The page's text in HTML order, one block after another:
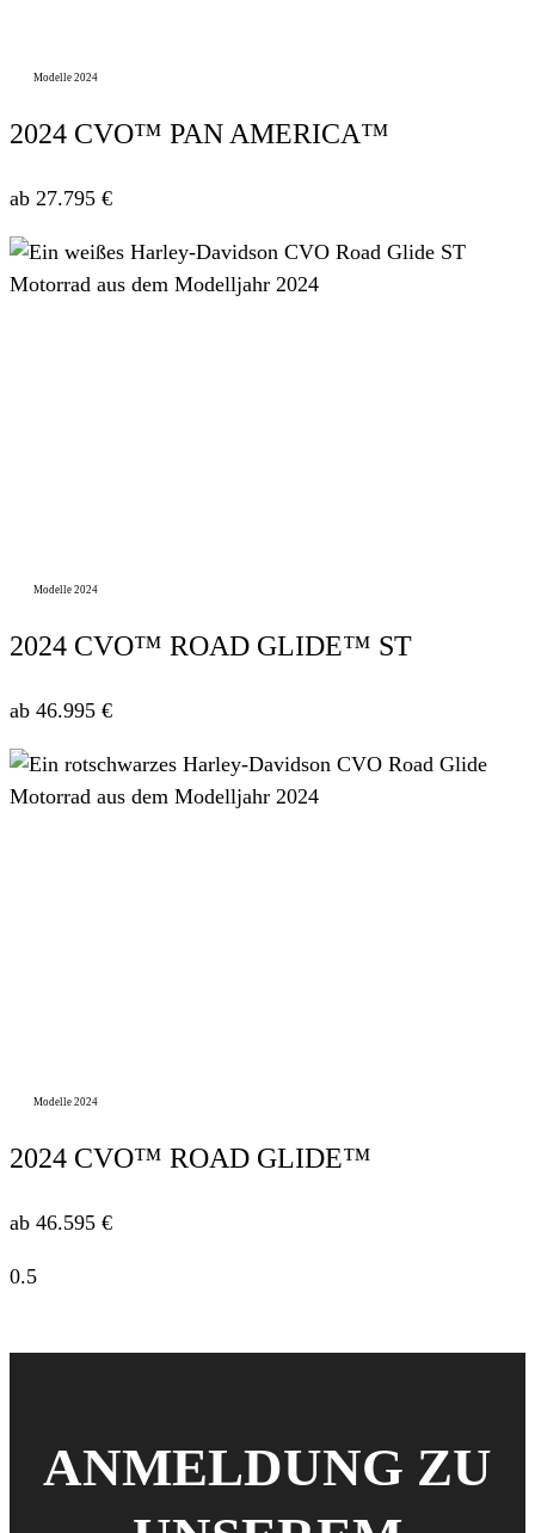
Modelle 2024
2024 CVO™ PAN AMERICA™
ab 27.795 €
Modelle 2024
2024 CVO™ ROAD GLIDE™ ST
ab 46.995 €
Modelle 2024
2024 CVO™ ROAD GLIDE™
ab 46.595 €
ANMELDUNG ZU